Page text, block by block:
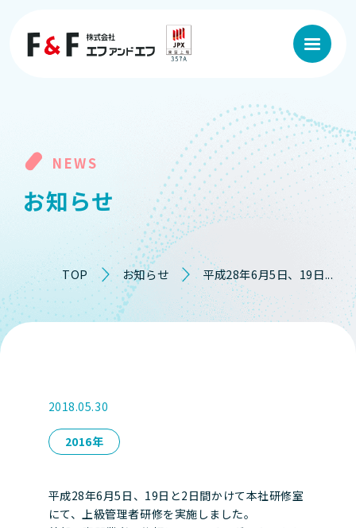
NEWS
お知らせ
TOP お知らせ 平成28年6月5日、19日...
2018.05.30
2016年
平成28年6月5日、19日と2日間かけて本社研修室
にて、上級管理者研修を実施しました。